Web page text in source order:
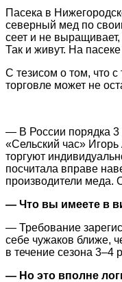
Пасека в
северный мед по
сеет и не
Так и живут. На
С тезисом о том, что
торговле может не
— В России порядка 3
«Сельский час»
торгуют
посчитала вправе
производители меда.
— Что вы имеете в
— Требование
себе чужаков ближе,
в течение сезона 3–4
— Но это вполне